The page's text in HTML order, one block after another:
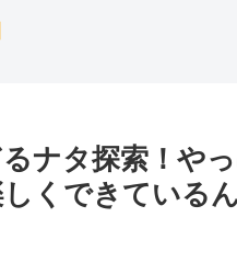
ナタ探索！や
くできている